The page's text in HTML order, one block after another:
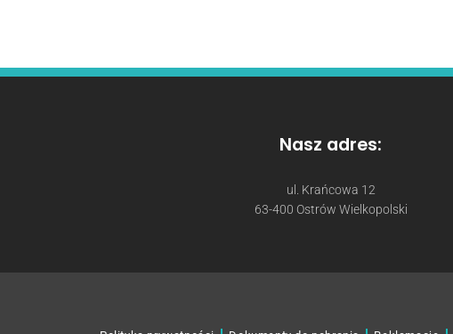
Nasz adres:
ul. Krańcowa 12
63-400 Ostrów Wielkopolski